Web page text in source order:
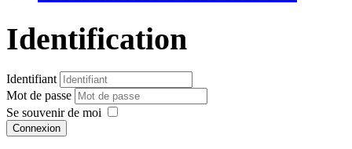
Identification
Identifiant
Mot de passe
Se souvenir de moi
Connexion
Total général - en nombre